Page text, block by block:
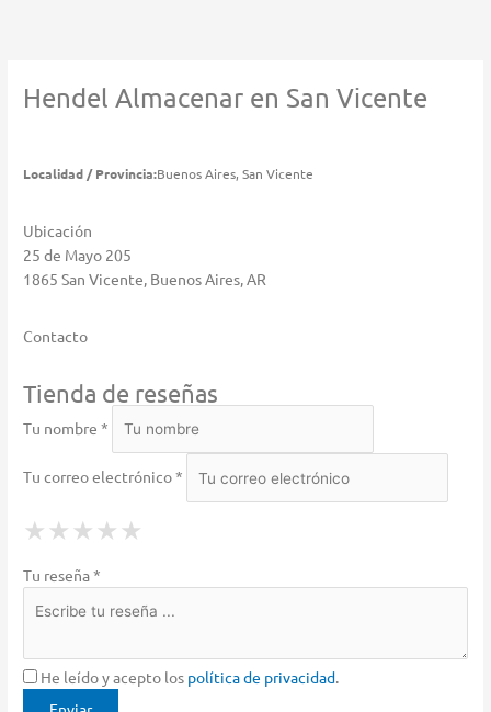
HendelAlmacenar en San Vicente
Localidad / Provincia:Buenos Aires, San Vicente
Ubicación
25 de Mayo 205
1865 San Vicente, Buenos Aires, AR
Contacto
Tienda de reseñas
Tu nombre *
Tu correo electrónico *
★ 1 Star
★ ★ 2 Stars
★ ★ ★ 3 Stars
★ ★ ★ ★ 4 Stars
★ ★ ★ ★ ★
Tu reseña *
He leído y acepto los política de privacidad.